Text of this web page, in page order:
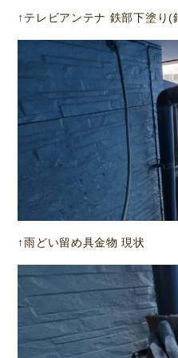
↑テレビアンテナ 鉄部下塗り(
↑雨どい留め具金物 現状